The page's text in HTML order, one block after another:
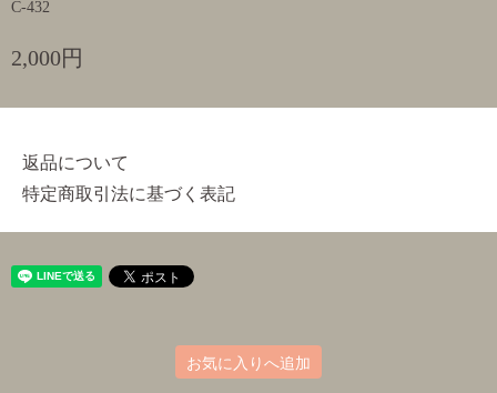
C-432
2,000円
返品について
特定商取引法に基づく表記
お気に入りへ追加